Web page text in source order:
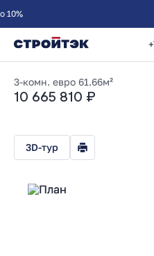
2-
3-комн. евро 61.66м²
10 665 810 ₽
3D-тур